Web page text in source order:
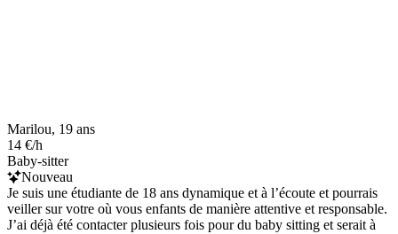
Marilou, 19 ans
14 €/h
Baby-sitter
Nouveau
Je suis une étudiante de 18 ans dynamique et à l’écoute et pourrais
veiller sur votre où vous enfants de manière attentive et responsable.
J’ai déjà été contacter plusieurs fois pour du baby sitting et serait à